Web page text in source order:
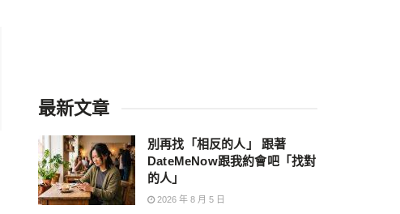
最新文章
別再找「相反的人」 跟著
DateMeNow跟我約會吧「找對
的人」
2026 年 8 月 5 日